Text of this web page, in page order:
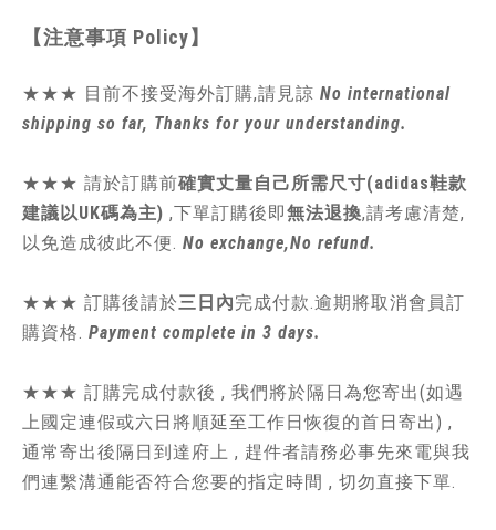
【注意事項 Policy】
★★★ 目前不接受海外訂購,請見諒 No international
shipping so far, Thanks for your understanding.
★★★ 請於訂購前確實丈量自己所需尺寸(adidas鞋款
建議以UK碼為主) ,下單訂購後即無法退換,請考慮清楚,
以免造成彼此不便. No exchange,No refund.
★★★ 訂購後請於三日內完成付款.逾期將取消會員訂
購資格. Payment complete in 3 days.
★★★ 訂購完成付款後 , 我們將於隔日為您寄出(如遇
上國定連假或六日將順延至工作日恢復的首日寄出) ,
通常寄出後隔日到達府上 , 趕件者請務必事先來電與我
們連繫溝通能否符合您要的指定時間 , 切勿直接下單.